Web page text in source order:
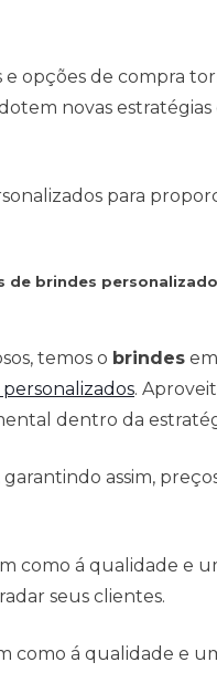
opções de compra
novas
para
de brindes
temos o brindes em
.
dentro da
assim,
como á qualidade e
seus clientes.
como á qualidade e